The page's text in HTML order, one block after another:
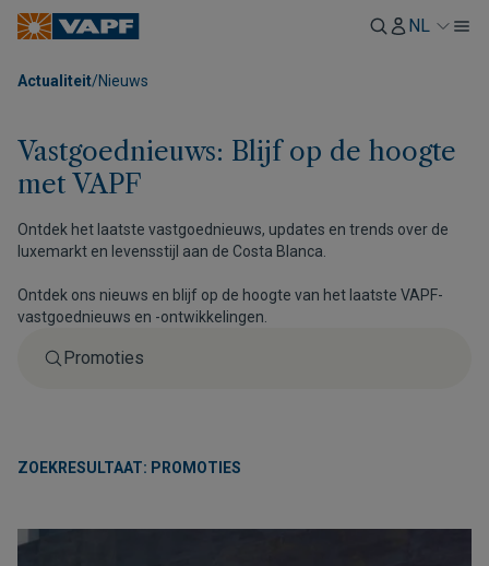
NL
Actualiteit/Nieuws
Vastgoednieuws: Blijf op de hoogte
met VAPF
Ontdek het laatste vastgoednieuws, updates en trends over de
luxemarkt en levensstijl aan de Costa Blanca.
Ontdek ons nieuws en blijf op de hoogte van het laatste VAPF-
vastgoednieuws en -ontwikkelingen.
ZOEKRESULTAAT: PROMOTIES